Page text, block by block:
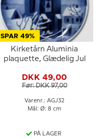
SPAR 49%
Kirketårn Aluminia
plaquette, Glædelig Jul
DKK 49,00
Før: DKK 97,00
Varenr.: AGJ32
Mål: Ø: 8 cm
PÅ LAGER